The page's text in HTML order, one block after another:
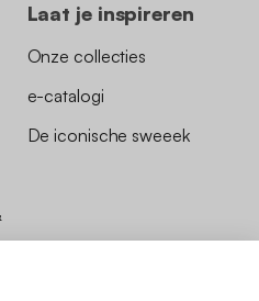
Laat je inspireren
Onze collecties
e-catalogi
De iconische sweeek